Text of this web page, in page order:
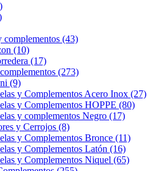
complementos (43)
(10)
(17)
(273)
(9)
y Complementos Acero Inox (27)
y Complementos HOPPE (80)
y complementos Negro (17)
y Cerrojos (8)
y Complementos Bronce (11)
y Complementos Latón (16)
y Complementos Niquel (65)